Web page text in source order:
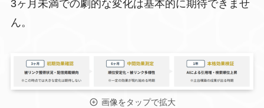
3ヶ月未満での劇的な変化は基本的に期待できませ
ん。
画像をタップで拡大